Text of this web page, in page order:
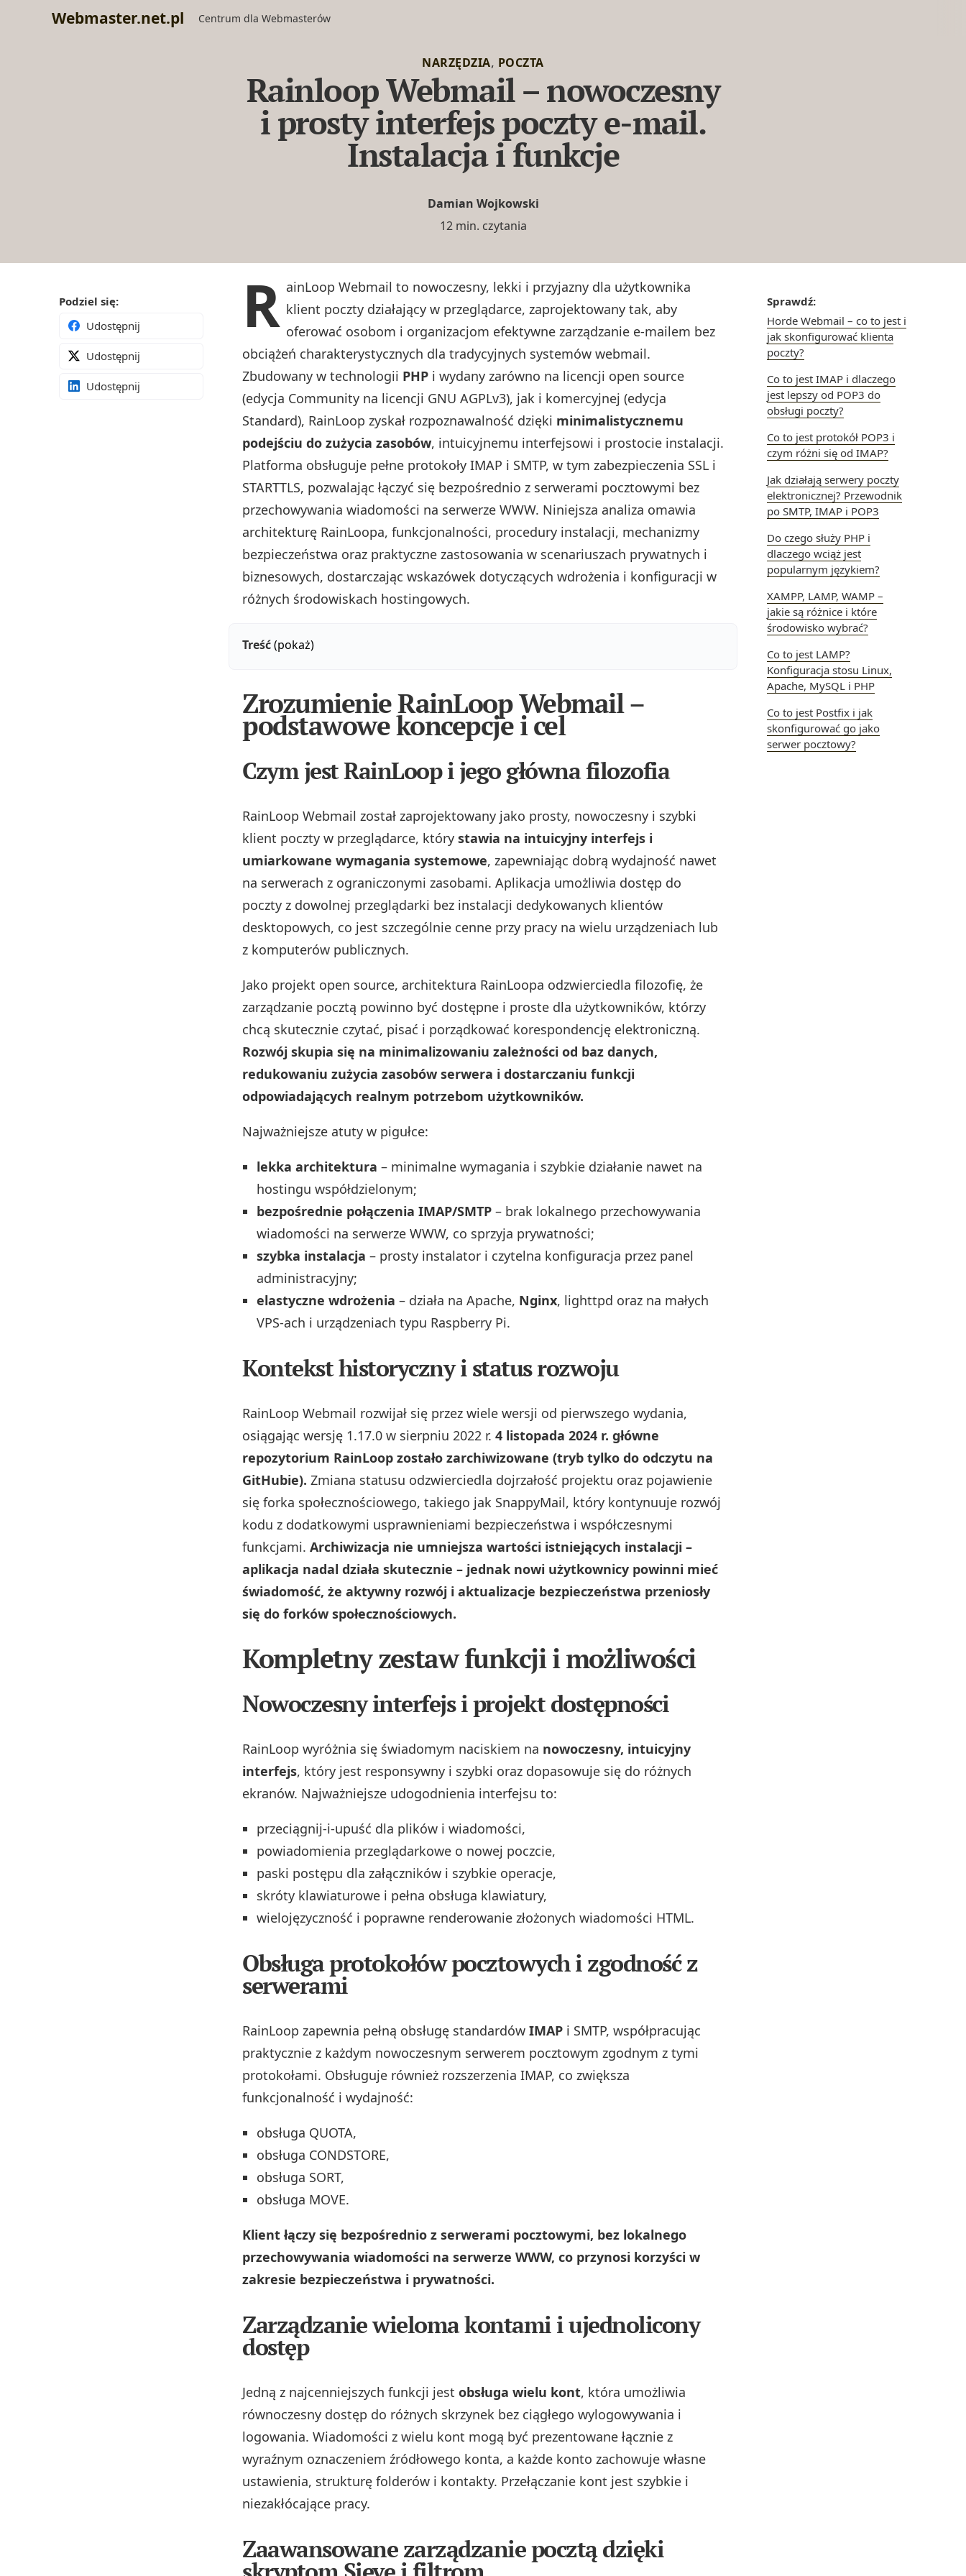
Webmaster.net.pl Centrum dla Webmasterów
NARZĘDZIA, POCZTA
Rainloop Webmail – nowoczesny
i prosty interfejs poczty e-mail.
Instalacja i funkcje
Damian Wojkowski
12 min. czytania
Sprawdź:
Horde Webmail – co to jest i
jak skonfigurować klienta
poczty?
Co to jest IMAP i dlaczego
jest lepszy od POP3 do
obsługi poczty?
Co to jest protokół POP3 i
czym różni się od IMAP?
Jak działają serwery poczty
elektronicznej? Przewodnik
po SMTP, IMAP i POP3
Do czego służy PHP i
dlaczego wciąż jest
popularnym językiem?
XAMPP, LAMP, WAMP –
jakie są różnice i które
środowisko wybrać?
Co to jest LAMP?
Konfiguracja stosu Linux,
Apache, MySQL i PHP
Co to jest Postfix i jak
skonfigurować go jako
serwer pocztowy?
Podziel się:
Udostępnij
Udostępnij
Udostępnij
R ainLoop Webmail to nowoczesny, lekki i przyjazny dla użytkownika
klient poczty działający w przeglądarce, zaprojektowany tak, aby
oferować osobom i organizacjom efektywne zarządzanie e‑mailem bez
obciążeń charakterystycznych dla tradycyjnych systemów webmail.
Zbudowany w technologii PHP i wydany zarówno na licencji open source
(edycja Community na licencji GNU AGPLv3), jak i komercyjnej (edycja
Standard), RainLoop zyskał rozpoznawalność dzięki minimalistycznemu
podejściu do zużycia zasobów, intuicyjnemu interfejsowi i prostocie instalacji.
Platforma obsługuje pełne protokoły IMAP i SMTP, w tym zabezpieczenia SSL i
STARTTLS, pozwalając łączyć się bezpośrednio z serwerami pocztowymi bez
przechowywania wiadomości na serwerze WWW. Niniejsza analiza omawia
architekturę RainLoopa, funkcjonalności, procedury instalacji, mechanizmy
bezpieczeństwa oraz praktyczne zastosowania w scenariuszach prywatnych i
biznesowych, dostarczając wskazówek dotyczących wdrożenia i konfiguracji w
różnych środowiskach hostingowych.
Treść(pokaż)
Zrozumienie RainLoop Webmail –
podstawowe koncepcje i cel
Czym jest RainLoop i jego główna filozofia
RainLoop Webmail został zaprojektowany jako prosty, nowoczesny i szybki
klient poczty w przeglądarce, który stawia na intuicyjny interfejs i
umiarkowane wymagania systemowe, zapewniając dobrą wydajność nawet
na serwerach z ograniczonymi zasobami. Aplikacja umożliwia dostęp do
poczty z dowolnej przeglądarki bez instalacji dedykowanych klientów
desktopowych, co jest szczególnie cenne przy pracy na wielu urządzeniach lub
z komputerów publicznych.
Jako projekt open source, architektura RainLoopa odzwierciedla filozofię, że
zarządzanie pocztą powinno być dostępne i proste dla użytkowników, którzy
chcą skutecznie czytać, pisać i porządkować korespondencję elektroniczną.
Rozwój skupia się na minimalizowaniu zależności od baz danych,
redukowaniu zużycia zasobów serwera i dostarczaniu funkcji
odpowiadających realnym potrzebom użytkowników.
Najważniejsze atuty w pigułce:
lekka architektura – minimalne wymagania i szybkie działanie nawet na
hostingu współdzielonym;
bezpośrednie połączenia IMAP/SMTP – brak lokalnego przechowywania
wiadomości na serwerze WWW, co sprzyja prywatności;
szybka instalacja – prosty instalator i czytelna konfiguracja przez panel
administracyjny;
elastyczne wdrożenia – działa na Apache, Nginx, lighttpd oraz na małych
VPS‑ach i urządzeniach typu Raspberry Pi.
Kontekst historyczny i status rozwoju
RainLoop Webmail rozwijał się przez wiele wersji od pierwszego wydania,
osiągając wersję 1.17.0 w sierpniu 2022 r. 4 listopada 2024 r. główne
repozytorium RainLoop zostało zarchiwizowane (tryb tylko do odczytu na
GitHubie). Zmiana statusu odzwierciedla dojrzałość projektu oraz pojawienie
się forka społecznościowego, takiego jak SnappyMail, który kontynuuje rozwój
kodu z dodatkowymi usprawnieniami bezpieczeństwa i współczesnymi
funkcjami. Archiwizacja nie umniejsza wartości istniejących instalacji –
aplikacja nadal działa skutecznie – jednak nowi użytkownicy powinni mieć
świadomość, że aktywny rozwój i aktualizacje bezpieczeństwa przeniosły
się do forków społecznościowych.
Kompletny zestaw funkcji i możliwości
Nowoczesny interfejs i projekt dostępności
RainLoop wyróżnia się świadomym naciskiem na nowoczesny, intuicyjny
interfejs, który jest responsywny i szybki oraz dopasowuje się do różnych
ekranów. Najważniejsze udogodnienia interfejsu to:
przeciągnij‑i‑upuść dla plików i wiadomości,
powiadomienia przeglądarkowe o nowej poczcie,
paski postępu dla załączników i szybkie operacje,
skróty klawiaturowe i pełna obsługa klawiatury,
wielojęzyczność i poprawne renderowanie złożonych wiadomości HTML.
Obsługa protokołów pocztowych i zgodność z
serwerami
RainLoop zapewnia pełną obsługę standardów IMAP i SMTP, współpracując
praktycznie z każdym nowoczesnym serwerem pocztowym zgodnym z tymi
protokołami. Obsługuje również rozszerzenia IMAP, co zwiększa
funkcjonalność i wydajność:
obsługa QUOTA,
obsługa CONDSTORE,
obsługa SORT,
obsługa MOVE.
Klient łączy się bezpośrednio z serwerami pocztowymi, bez lokalnego
przechowywania wiadomości na serwerze WWW, co przynosi korzyści w
zakresie bezpieczeństwa i prywatności.
Zarządzanie wieloma kontami i ujednolicony
dostęp
Jedną z najcenniejszych funkcji jest obsługa wielu kont, która umożliwia
równoczesny dostęp do różnych skrzynek bez ciągłego wylogowywania i
logowania. Wiadomości z wielu kont mogą być prezentowane łącznie z
wyraźnym oznaczeniem źródłowego konta, a każde konto zachowuje własne
ustawienia, strukturę folderów i kontakty. Przełączanie kont jest szybkie i
niezakłócające pracy.
Zaawansowane zarządzanie pocztą dzięki